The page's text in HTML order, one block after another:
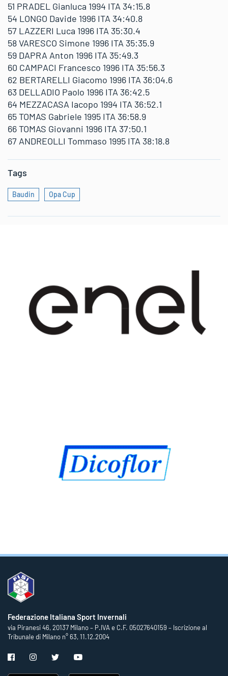
51 PRADEL Gianluca 1994 ITA 34:15.8
54 LONGO Davide 1996 ITA 34:40.8
57 LAZZERI Luca 1996 ITA 35:30.4
58 VARESCO Simone 1996 ITA 35:35.9
59 DAPRA Anton 1996 ITA 35:49.3
60 CAMPACI Francesco 1996 ITA 35:56.3
62 BERTARELLI Giacomo 1996 ITA 36:04.6
63 DELLADIO Paolo 1996 ITA 36:42.5
64 MEZZACASA Iacopo 1994 ITA 36:52.1
65 TOMAS Gabriele 1995 ITA 36:58.9
66 TOMAS Giovanni 1996 ITA 37:50.1
67 ANDREOLLI Tommaso 1995 ITA 38:18.8
Tags
Baudin Opa Cup
Federazione Italiana Sport Invernali
via Piranesi 46, 20137 Milano – P.IVA e C.F. 05027640159 – Iscrizione al
Tribunale di Milano n° 63, 11.12.2004